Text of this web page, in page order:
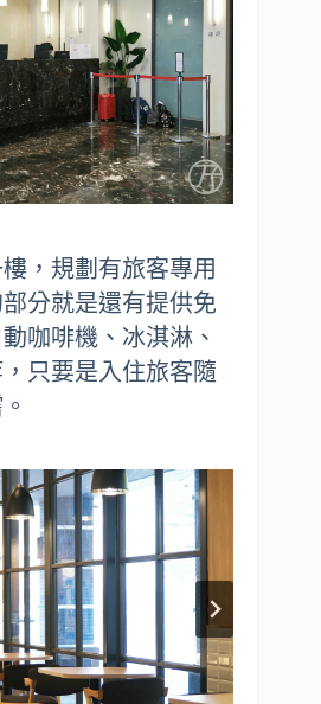
，規劃有旅客專用
分就是還有提供免
咖啡機、冰淇淋、
只要是入住旅客隨